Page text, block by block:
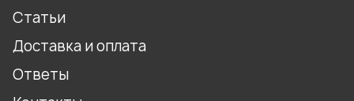
Статьи
Доставка и оплата
Ответы